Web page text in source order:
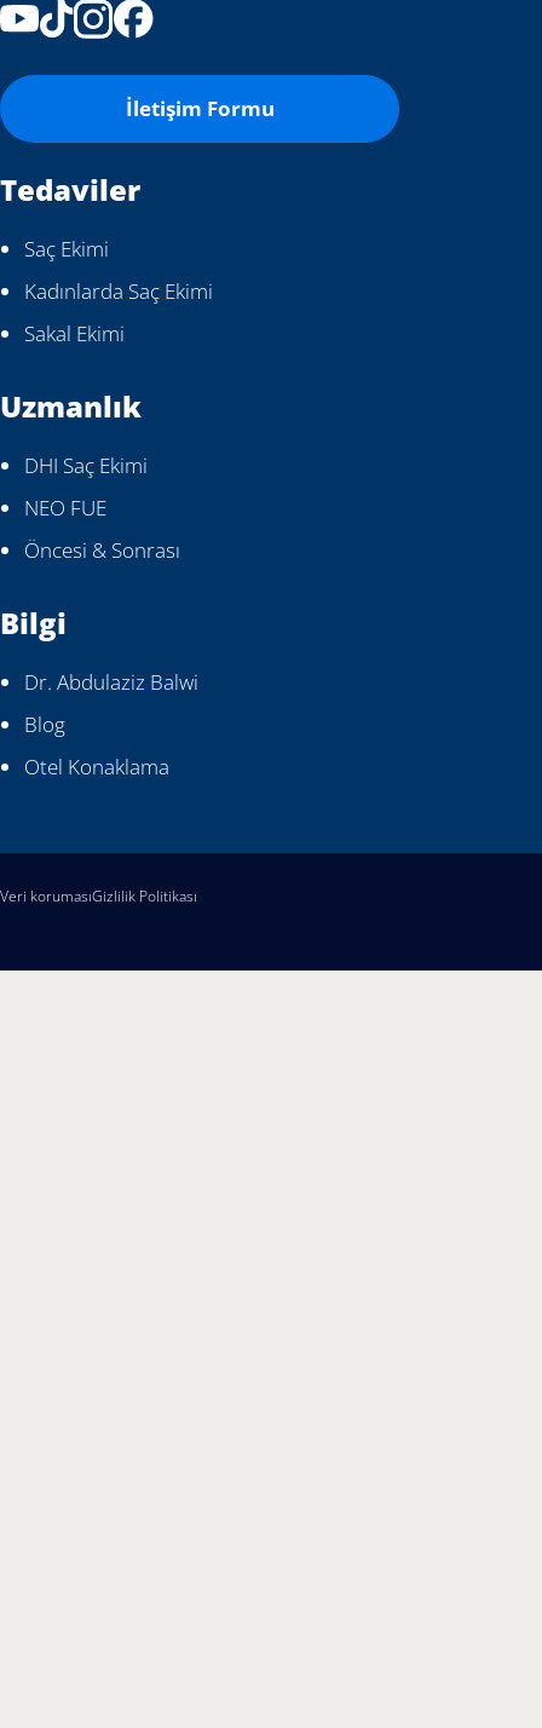
İletişim Formu
Tedaviler
Saç Ekimi
Kadınlarda Saç Ekimi
Sakal Ekimi
Uzmanlık
DHI Saç Ekimi
NEO FUE
Öncesi & Sonrası
Bilgi
Dr. Abdulaziz Balwi
Blog
Otel Konaklama
Veri korumasıGizlilik Politikası